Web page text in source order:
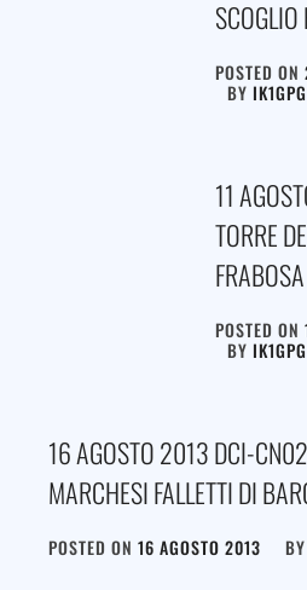
POSTED ON
BY
11
TORRE
POSTED ON
BY
16 AGOSTO 2013 DCI-
MARCHESI FALLETTI DI
POSTED ON 16 AGOSTO 2013 BY